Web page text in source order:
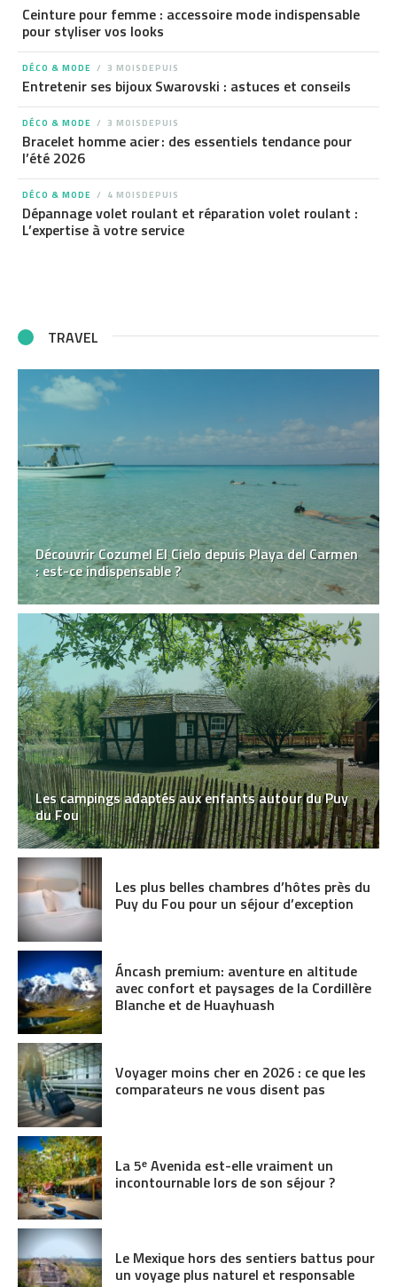
Ceinture pour femme : accessoire mode indispensable
pour styliser vos looks
DÉCO & MODE 3 MOISDEPUIS
Entretenir ses bijoux Swarovski : astuces et conseils
DÉCO & MODE 3 MOISDEPUIS
Bracelet homme acier : des essentiels tendance pour
l’été 2026
DÉCO & MODE 4 MOISDEPUIS
Dépannage volet roulant et réparation volet roulant :
L’expertise à votre service
TRAVEL
Découvrir Cozumel El Cielo depuis Playa del Carmen
: est-ce indispensable ?
Les campings adaptés aux enfants autour du Puy
du Fou
Les plus belles chambres d’hôtes près du
Puy du Fou pour un séjour d’exception
Áncash premium: aventure en altitude
avec confort et paysages de la Cordillère
Blanche et de Huayhuash
Voyager moins cher en 2026 : ce que les
comparateurs ne vous disent pas
La 5ᵉ Avenida est-elle vraiment un
incontournable lors de son séjour ?
Le Mexique hors des sentiers battus pour
un voyage plus naturel et responsable